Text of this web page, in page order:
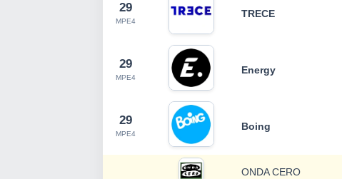
29
MPE4
TRECE
29
MPE4
Energy
29
MPE4
Boing
ONDA CERO